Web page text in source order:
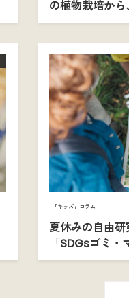
の植物栽培か
「キッズ」コラム
夏休みの自由研
「SDGsゴミ